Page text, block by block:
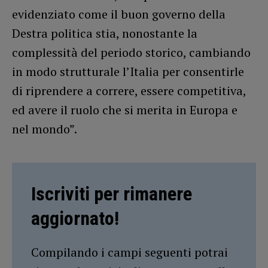
evidenziato come il buon governo della
Destra politica stia, nonostante la
complessità del periodo storico, cambiando
in modo strutturale l’Italia per consentirle
di riprendere a correre, essere competitiva,
ed avere il ruolo che si merita in Europa e
nel mondo”.
Iscriviti per rimanere
aggiornato!
Compilando i campi seguenti potrai